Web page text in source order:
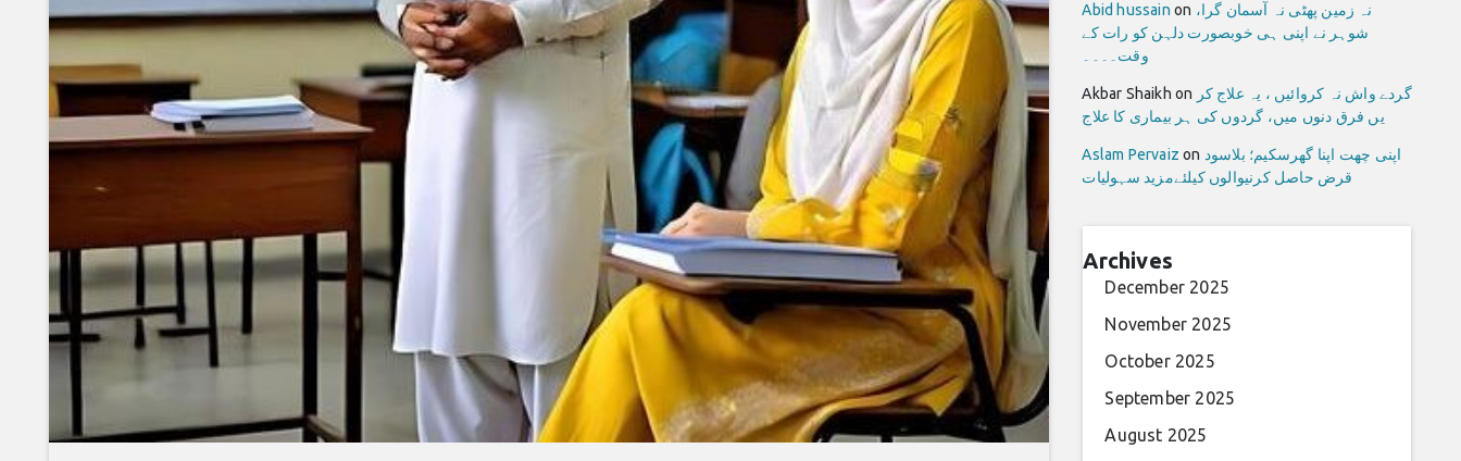
Abid hussain on نہ زمین پھٹی نہ آسمان گرا،
شوہر نے اپنی ہی خوبصورت دلہن کو رات کے
وقت۔۔۔۔
Akbar Shaikh on گردے واش نہ کروائیں ، یہ علاج کر
یں فرق دنوں میں، گردوں کی ہر بیماری کا علاج
Aslam Pervaiz on اپنی چھت اپنا گھرسکیم؛ بلاسود
قرض حاصل کرنیوالوں کیلئےمزید سہولیات
Archives
December 2025
November 2025
October 2025
September 2025
August 2025